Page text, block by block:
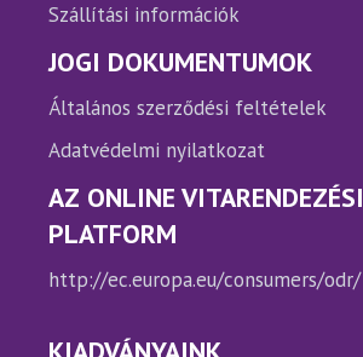
Szállítási információk
JOGI DOKUMENTUMOK
Általános szerződési feltételek
Adatvédelmi nyilatkozat
AZ ONLINE VITARENDEZÉSI
PLATFORM
http://ec.europa.eu/consumers/odr/